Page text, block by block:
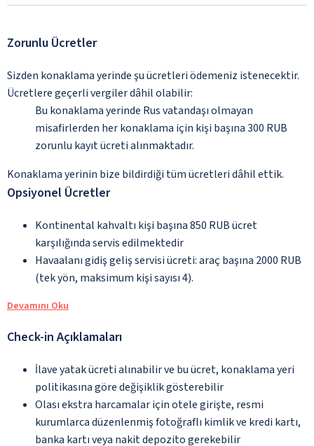
Zorunlu Ücretler
Sizden konaklama yerinde şu ücretleri ödemeniz istenecektir.
Ücretlere geçerli vergiler dâhil olabilir:
Bu konaklama yerinde Rus vatandaşı olmayan
misafirlerden her konaklama için kişi başına 300 RUB
zorunlu kayıt ücreti alınmaktadır.
Konaklama yerinin bize bildirdiği tüm ücretleri dâhil ettik.
Opsiyonel Ücretler
Kontinental kahvaltı kişi başına 850 RUB ücret
karşılığında servis edilmektedir
Havaalanı gidiş geliş servisi ücreti: araç başına 2000 RUB
(tek yön, maksimum kişi sayısı 4).
Devamını Oku
Check-in Açıklamaları
İlave yatak ücreti alınabilir ve bu ücret, konaklama yeri
politikasına göre değişiklik gösterebilir
Olası ekstra harcamalar için otele girişte, resmi
kurumlarca düzenlenmiş fotoğraflı kimlik ve kredi kartı,
banka kartı veya nakit depozito gerekebilir